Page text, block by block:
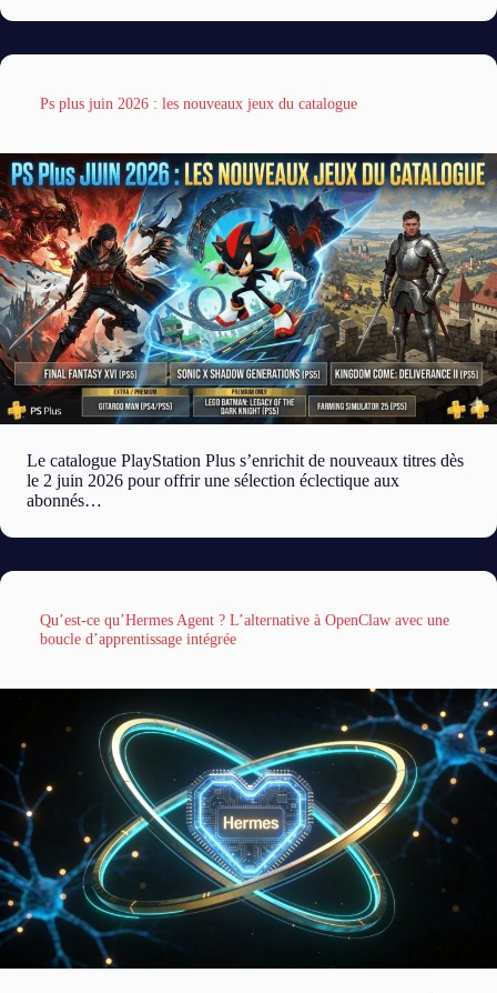
Ps plus juin 2026 : les nouveaux jeux du catalogue
Le catalogue PlayStation Plus s’enrichit de nouveaux titres dès
le 2 juin 2026 pour offrir une sélection éclectique aux
abonnés…
Qu’est-ce qu’Hermes Agent ? L’alternative à OpenClaw avec une
boucle d’apprentissage intégrée